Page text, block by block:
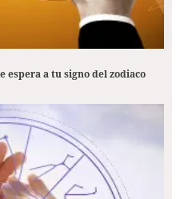
espera a tu signo del zodiaco